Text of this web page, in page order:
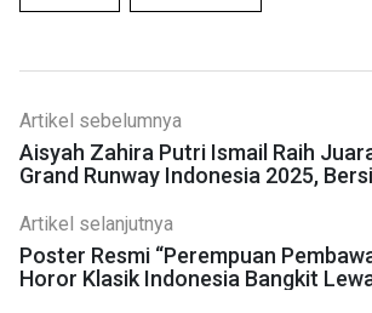
Artikel sebelumnya
Aisyah Zahira Putri Ismail Raih
Grand Runway Indonesia 2025,
Artikel selanjutnya
Poster Resmi “Perempuan
Horor Klasik Indonesia Bangkit